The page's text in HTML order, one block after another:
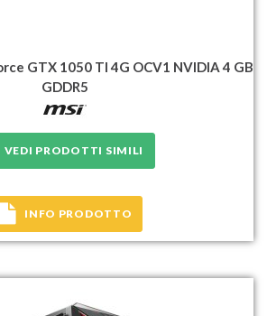
GTX 1050 TI 4G OCV1 NVIDIA 4 GB
GDDR5
VEDI PRODOTTI SIMILI
INFO PRODOTTO